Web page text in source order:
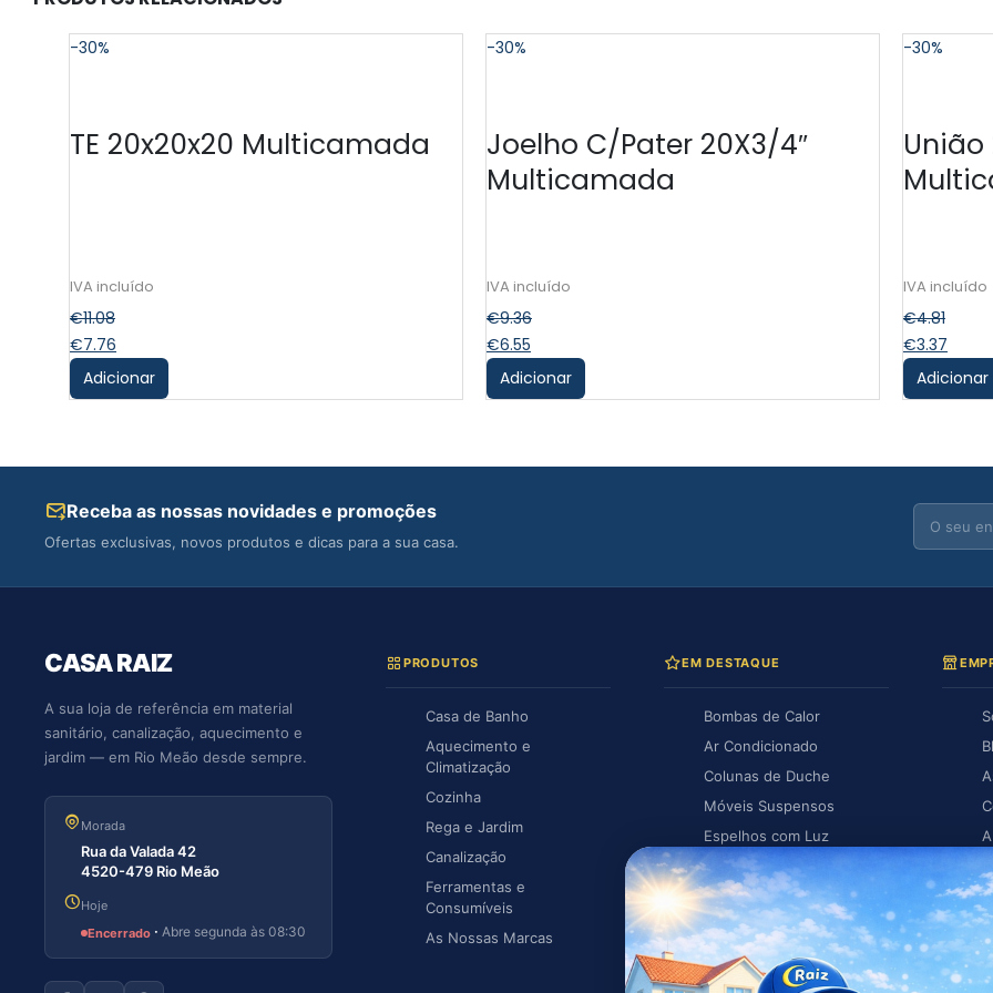
-30%
TE 20x20x20 Multicamada
€11.08
€7.76
Adicionar
-30%
Joelho C/Pater 20X3/4″
Multicamada
€9.36
€6.55
Adicionar
-30%
União
€4.81
€3.37
Adicionar
Receba as nossas novidades e promoções
Ofertas exclusivas, novos produtos e dicas para a sua casa.
CASA RAIZ
A sua loja de referência em material
sanitário, canalização, aquecimento e
jardim — em Rio Meão desde sempre.
Morada
Rua da Valada 42
4520-479 Rio Meão
Hoje
Encerrado · Abre segunda às 08:30
PRODUTOS
Casa de Banho
Aquecimento e
Climatização
Cozinha
Rega e Jardim
Canalização
Ferramentas e
Consumíveis
As Nossas Marcas
EM DESTAQUE
Bombas de Calor
Ar Condicionado
Colunas de Duche
Móveis Suspensos
Espelhos com Luz
Piscina
Caldeiras